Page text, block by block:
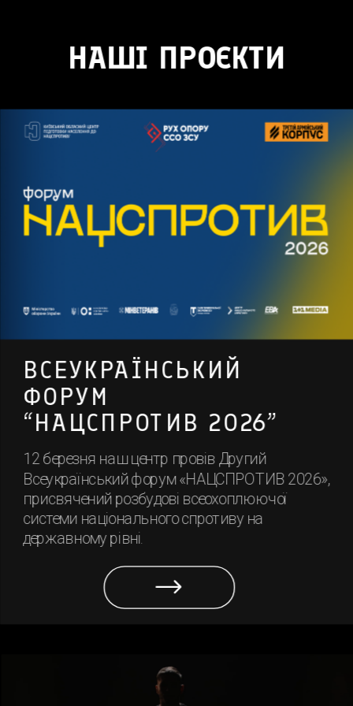
НАШІ ПРОЄКТИ
ВСЕУКРАЇНСЬКИЙ
ФОРУМ
“НАЦСПРОТИВ 2026”
12 березня наш центр провів Другий
Всеукраїнський форум «НАЦСПРОТИВ 2026»,
присвячений розбудові всеохоплюючої
системи національного спротиву на
державному рівні.